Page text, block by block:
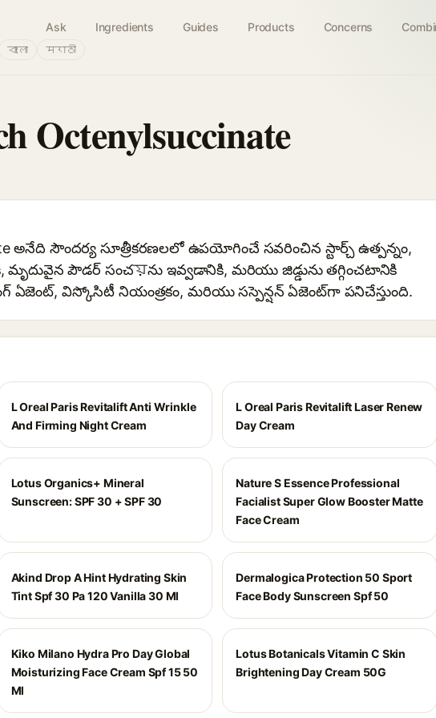
Ask Ingredients Guides Products Concerns
বাংলা मराठी
Octenylsuccinate
అనేది సౌందర్య సూత్రీకరణలలో ఉపయోగించే సవరించిన స్టార్చ్ ఉత్పన్నం,
పౌడర్ సంచয়ను ఇవ్వడానికి, మరియు జిడ్డును తగ్గించటానికి
విస్కోసిటీ నియంత్రకం, మరియు సస్పెన్షన్ ఏజెంట్‌గా పనిచేస్తుంది.
L Oreal Paris Revitalift Anti Wrinkle
And Firming Night Cream
L Oreal Paris Revitalift Laser Renew
Day Cream
Lotus Organics+ Mineral
Sunscreen: SPF 30 + SPF 30
Nature S Essence Professional
Facialist Super Glow Booster Matte
Face Cream
Akind Drop A Hint Hydrating Skin
Tint Spf 30 Pa 120 Vanilla 30 Ml
Dermalogica Protection 50 Sport
Face Body Sunscreen Spf 50
Kiko Milano Hydra Pro Day Global
Moisturizing Face Cream Spf 15 50
Ml
Lotus Botanicals Vitamin C Skin
Brightening Day Cream 50G